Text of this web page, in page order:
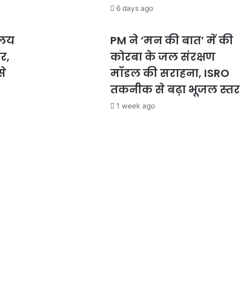
6 days ago
PM ने ‘मन की बात’ में की
कोरबा के जल संरक्षण
मॉडल की सराहना, ISRO
तकनीक से बढ़ा भूजल स्तर
1 week ago